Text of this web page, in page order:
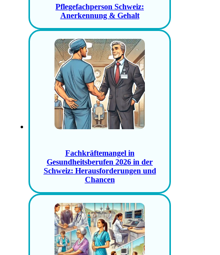
Pflegefachperson Schweiz:
Anerkennung & Gehalt
Fachkräftemangel in
Gesundheitsberufen 2026 in der
Schweiz: Herausforderungen und
Chancen